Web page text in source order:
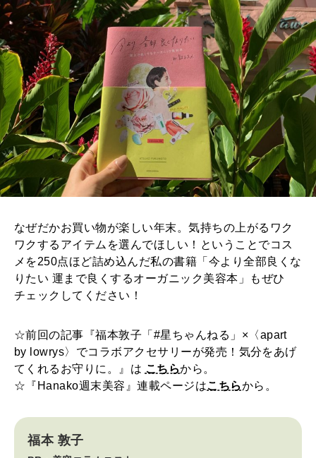
なぜだかお買い物が楽しい年末。気持ちの上がるワク
ワクするアイテムを選んでほしい！ということでコス
メを250点ほど詰め込んだ私の書籍「今より全部良くな
りたい 運まで良くするオーガニック美容本」もぜひ
チェックしてください！
☆前回の記事『福本敦子「#星ちゃんねる」×〈apart
by lowrys〉でコラボアクセサリーが発売！気分をあげ
てくれるお守りに。』は こちらから。
☆『Hanako週末美容』連載ページはこちらから。
福本 敦子